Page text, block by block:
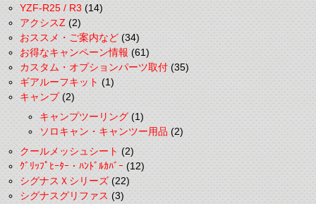
YZF-R25 / R3(14)
アクシスZ(2)
おススメ・ご案内など(34)
お得なキャンペーン情報(61)
カスタム・オプションパーツ取付(35)
ギアルーフキット(1)
キャンプ(2)
キャンプツーリング(1)
ソロキャン・キャンツー用品(2)
クールメッシュシート(2)
ｸﾞﾘｯﾌﾟﾋｰﾀｰ・ﾊﾝﾄﾞﾙｶﾊﾞｰ(12)
シグナスＸシリーズ(22)
シグナスグリファス(3)